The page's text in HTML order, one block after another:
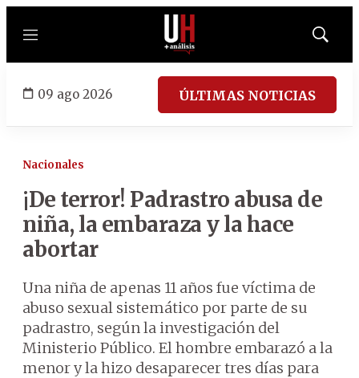
Menú
Mostrar
09 ago 2026 ÚLTIMAS NOTICIAS
Nacionales
¡De terror! Padrastro abusa de
niña, la embaraza y la hace
abortar
Una niña de apenas 11 años fue víctima de
abuso sexual sistemático por parte de su
padrastro, según la investigación del
Ministerio Público. El hombre embarazó a la
menor y la hizo desaparecer tres días para